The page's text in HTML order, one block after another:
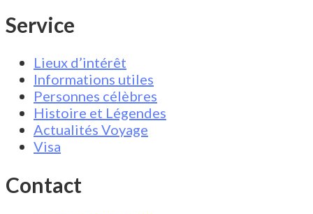
Service
Lieux d’intérêt
Informations utiles
Personnes célèbres
Histoire et Légendes
Actualités Voyage
Visa
Contact